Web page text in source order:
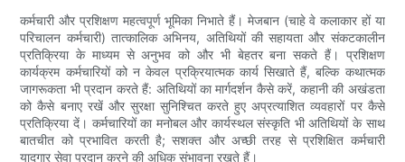
कर्मचारी और प्रशिक्षण महत्वपूर्ण भूमिका निभाते हैं। मेजबान (चाहे वे कलाकार हों या
परिचालन कर्मचारी) तात्कालिक अभिनय, अतिथियों की सहायता और संकटकालीन
प्रतिक्रिया के माध्यम से अनुभव को और भी बेहतर बना सकते हैं। प्रशिक्षण
कार्यक्रम कर्मचारियों को न केवल प्रक्रियात्मक कार्य सिखाते हैं, बल्कि कथात्मक
जागरूकता भी प्रदान करते हैं: अतिथियों का मार्गदर्शन कैसे करें, कहानी की अखंडता
को कैसे बनाए रखें और सुरक्षा सुनिश्चित करते हुए अप्रत्याशित व्यवहारों पर कैसे
प्रतिक्रिया दें। कर्मचारियों का मनोबल और कार्यस्थल संस्कृति भी अतिथियों के साथ
बातचीत को प्रभावित करती है; सशक्त और अच्छी तरह से प्रशिक्षित कर्मचारी
यादगार सेवा प्रदान करने की अधिक संभावना रखते हैं।